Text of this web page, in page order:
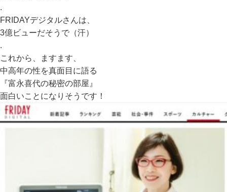
.
FRIDAYデジタルさんは、
3億ビューだそうで（汗）
.
これから、ますます、
中高年の性を真面目に語る
『富永喜代の秘密の部屋』
面白いことになりそうです！